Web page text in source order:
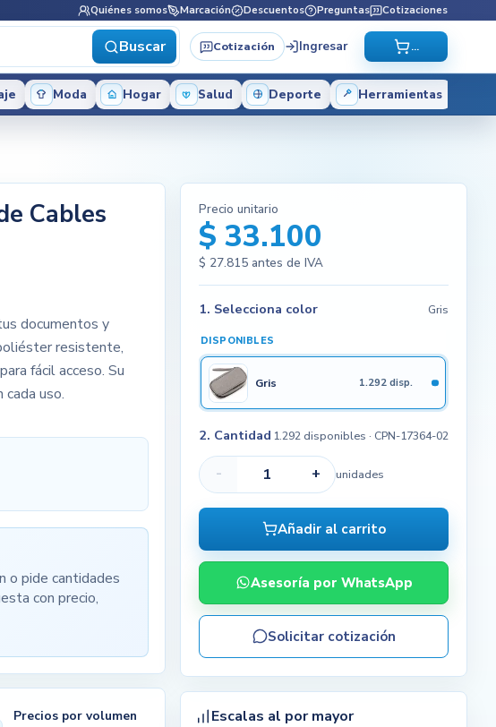
Quiénes somos Marcación Descuentos Preguntas Cotizaciones
Buscar Cotización Ingresar ...
Moda Hogar Salud Deporte Herramientas
Cables
documentos y
resistente,
fácil acceso. Su
uso.
o pide cantidades
con precio,
Precios por volumen
Precio unitario
$ 33.100
$ 27.815 antes de IVA
1. Selecciona color Gris
DISPONIBLES
Gris 1.292 disp.
2. Cantidad 1.292 disponibles · CPN-17364-02
- + unidades
Añadir al carrito
Asesoría por WhatsApp
Solicitar cotización
Escalas al por mayor